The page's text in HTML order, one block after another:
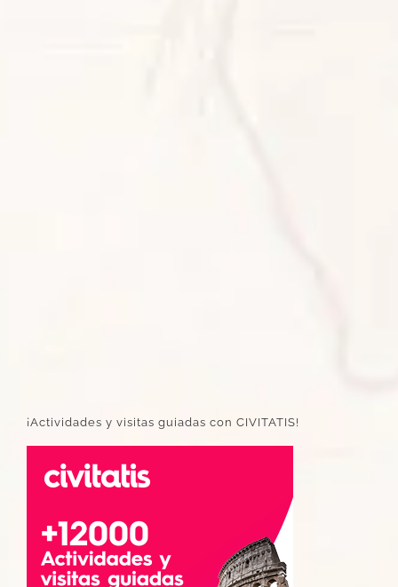
¡Actividades y visitas guiadas con CIVITATIS!